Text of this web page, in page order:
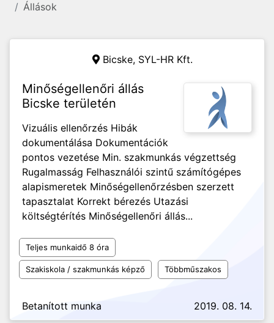
Állások
Bicske, SYL-HR Kft.
Minőségellenőri állás
Bicske területén
Vizuális ellenőrzés Hibák
dokumentálása Dokumentációk
pontos vezetése Min. szakmunkás végzettség
Rugalmasság Felhasználói szintű számítógépes
alapismeretek Minőségellenőrzésben szerzett
tapasztalat Korrekt bérezés Utazási
költségtérítés Minőségellenőri állás...
Teljes munkaidő 8 óra
Szakiskola / szakmunkás képző Többműszakos
Betanított munka 2019. 08. 14.